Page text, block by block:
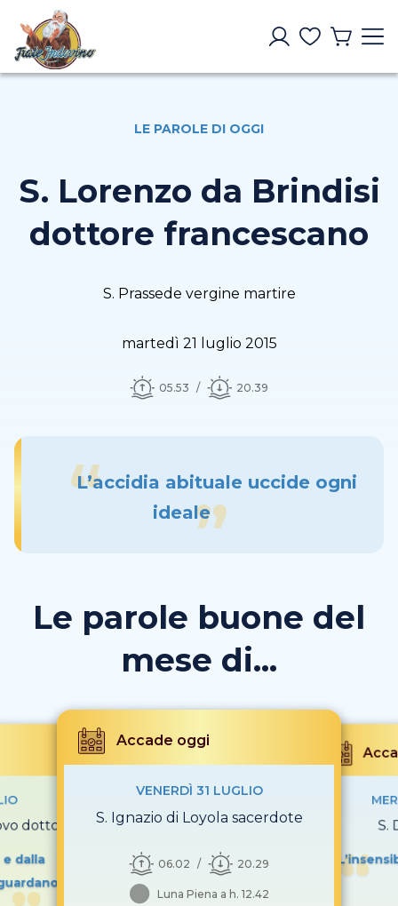
LE PAROLE DI OGGI
S. Lorenzo da Brindisi
dottore francescano
S. Prassede vergine martire
martedì 21 luglio 2015
05.53 20.39
L’accidia abituale uccide ogni
ideale
Le parole buone del
mese di...
dottore
dalla
Accade oggi
VENERDÌ 31 LUGLIO
S. Ignazio di Loyola sacerdote
06.02 20.29
Luna Piena a h. 12.42
S.